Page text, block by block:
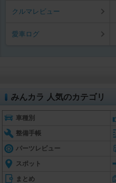
クルマレビュー
愛車ログ
みんカラ 人気のカテゴリ
車種別
整備手帳
パーツレビュー
スポット
まとめ